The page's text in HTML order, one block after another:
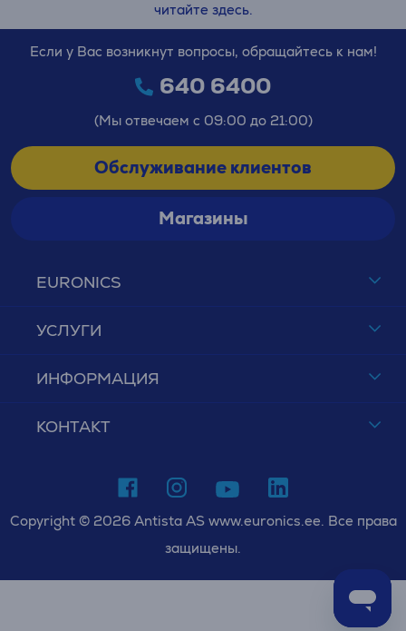
читайте здесь.
EURONICS
УСЛУГИ
ИНФОРМАЦИЯ
КОНТАКТ
Если у Вас возникнут вопросы, обращайтесь к нам!
640 6400
(Мы отвечаем с 09:00 до 21:00)
Обслуживание клиентов
Магазины
Copyright © 2026 Antista AS www.euronics.ee. Все права
защищены.